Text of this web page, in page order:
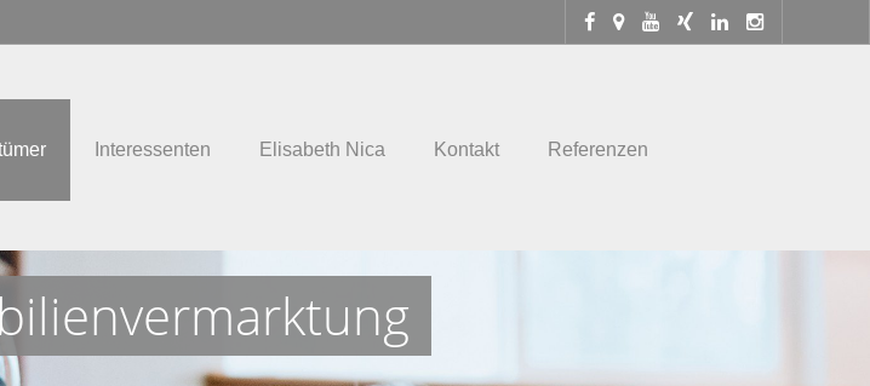
Interessenten Elisabeth Nica Kontakt Referenzen